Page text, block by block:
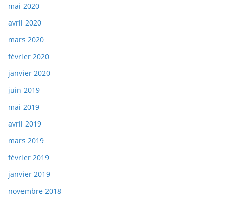
mai 2020
avril 2020
mars 2020
février 2020
janvier 2020
juin 2019
mai 2019
avril 2019
mars 2019
février 2019
janvier 2019
novembre 2018